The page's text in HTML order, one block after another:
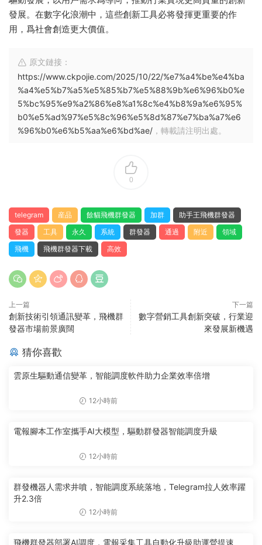
發展。在數字化浪潮中，這些創新工具必将發揮更重要的作
用，爲社會創造更大價值。
原文鏈接：
https://www.ckpojie.com/2025/10/22/%e7%a4%be%e4%ba
%a4%e5%b7%a5%e5%85%b7%e5%88%9b%e6%96%b0%e
5%bc%95%e9%a2%86%e8%a1%8c%e4%b8%9a%e6%95%
b0%e5%ad%97%e5%8c%96%e5%8d%87%e7%ba%a7%e6
%96%b0%e6%b5%aa%e6%bd%ae/ ，轉載請注明出處。
0
telegram 産品 餘貓飛機群發器 加群
助手王飛機群發器
發器
工具 永久 系統 群發器 通過 附近
領域
飛機
飛機群發器下載 高效
上一篇
創新技術引領通訊變革，飛機群
發器市場前景廣闊
下一篇
數字營銷工具創新突破，行業迎
來發展新機遇
猜你喜歡
雲原生驅動通信變革，智能調度軟件助力企業效率倍增
12小時前
電報腳本工作室攜手AI大模型，驅動群發器智能調度升級
12小時前
群發機器人需求井噴，智能調度系統落地，Telegram拉人效率躍
升2.3倍
12小時前
飛機群發器部署AI調度，電報采集工具自動化升級助運營提速